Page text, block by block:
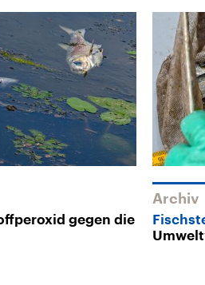
gegen die
Archiv